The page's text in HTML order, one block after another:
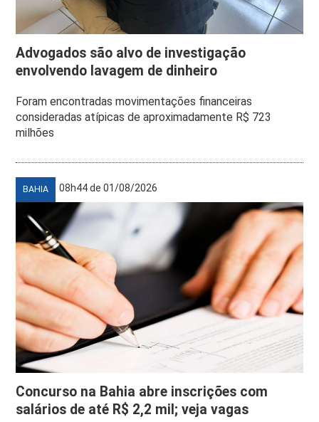
Advogados são alvo de investigação
envolvendo lavagem de dinheiro
Foram encontradas movimentações financeiras
consideradas atípicas de aproximadamente R$ 723
milhões
BAHIA 08h44 de 01/08/2026
Concurso na Bahia abre inscrições com
salários de até R$ 2,2 mil; veja vagas